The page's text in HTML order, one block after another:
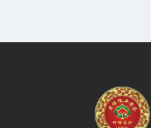
竹峰茶行 — 網站概